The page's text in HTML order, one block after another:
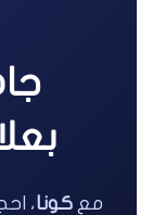
معكونا،